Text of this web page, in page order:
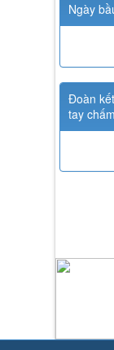
Ngày
Đoàn
tay